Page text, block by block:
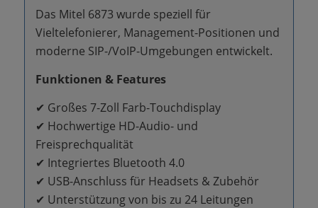
Das Mitel 6873 wurde speziell für
Vieltelefonierer, Management-Positionen und
moderne SIP-/VoIP-Umgebungen entwickelt.
Funktionen & Features
✔ Großes 7-Zoll Farb-Touchdisplay
✔ Hochwertige HD-Audio- und
Freisprechqualität
✔ Integriertes Bluetooth 4.0
✔ USB-Anschluss für Headsets & Zubehör
✔ Unterstützung von bis zu 24 Leitungen